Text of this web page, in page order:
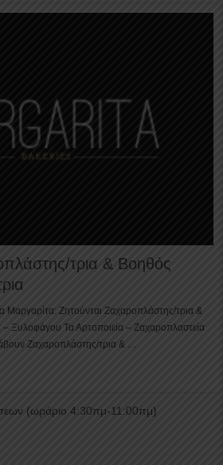
τρια & Βοηθός
Μαργαρίτα: Ζητούνται Ζαχαροπλάστης/τρια &
Ξυλοφάγου Τα Αρτοποιεία – Ζαχαροπλαστεία
Ζαχαροπλάστης/τρια & …
(ωράριο 4:30πμ-11:00πμ)